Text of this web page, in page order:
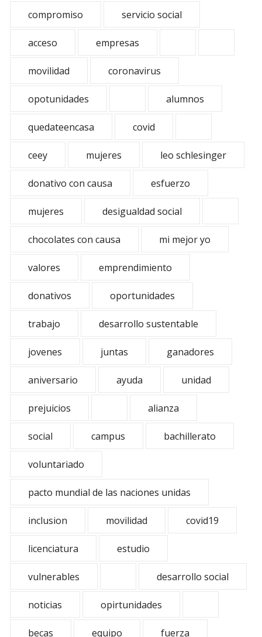
compromiso servicio social
acceso empresas
movilidad coronavirus
opotunidades alumnos
quedateencasa covid
ceey mujeres leo schlesinger
donativo con causa esfuerzo
mujeres desigualdad social
chocolates con causa mi mejor yo
valores emprendimiento
donativos oportunidades
trabajo desarrollo sustentable
jovenes juntas ganadores
aniversario ayuda unidad
prejuicios alianza
social campus bachillerato
voluntariado
pacto mundial de las naciones unidas
inclusion movilidad covid19
licenciatura estudio
vulnerables desarrollo social
noticias opirtunidades
becas equipo fuerza